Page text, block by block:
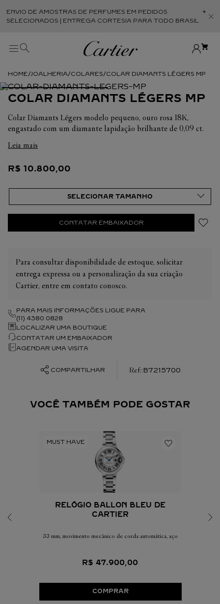
ENVIO DE AMOSTRAS DE PERFUMES EM PEDIDOS
SELECIONADOS | ENTREGA CORTESIA PARA TODO BRASIL
JOALHERIA COLARES COLAR DIAMANTS LÉGERS MP
COLAR DIAMANTS LÉGERS MP
Colar Diamants Légers modelo pequeno, ouro rosa 18K,
engastado com um diamante lapidação brilhante de 0,09 ct.
valorizar a harmonia da peça. É por isso que o peso em
variações de uma criação a outra. Caso necessite de
informações adicionais sobre as nossas criações, não hesite em
consultar as nossas equipes de venda. Tamanho Único
Leia mais
R$ 10.800,00
CONTATAR EMBAIXADOR
Para consultar disponibilidade de estoque, solicitar
entrega expressa ou a personalização da sua criação
Cartier, entre em contato conosco.
PARA MAIS INFORMAÇÕES LIGUE PARA
(11) 4380 0828
LOCALIZAR UMA BOUTIQUE
CONTATAR UM EMBAIXADOR
AGENDAR UMA VISITA
COMPARTILHAR :B7215700
VOCÊ TAMBÉM PODE GOSTAR
RELÓGIO BALLON BLEU DE
CARTIER
33 mm, movimento mecânico de corda automática, aço
R$ 47.900,00
COMPRAR